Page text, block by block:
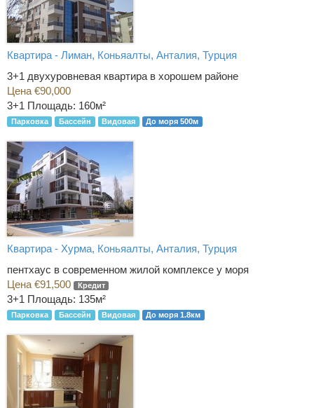
Квартира - Лиман, Коньяалты, Анталия, Турция
3+1 двухуровневая квартира в хорошем районе
Цена €90,000
3+1 Площадь: 160м²
Парковка Бассейн Видовая До моря 500м
Квартира - Хурма, Коньяалты, Анталия, Турция
пентхаус в современном жилой комплексе у моря
Цена €91,500
Кредит
3+1 Площадь: 135м²
Парковка Бассейн Видовая До моря 1.8км